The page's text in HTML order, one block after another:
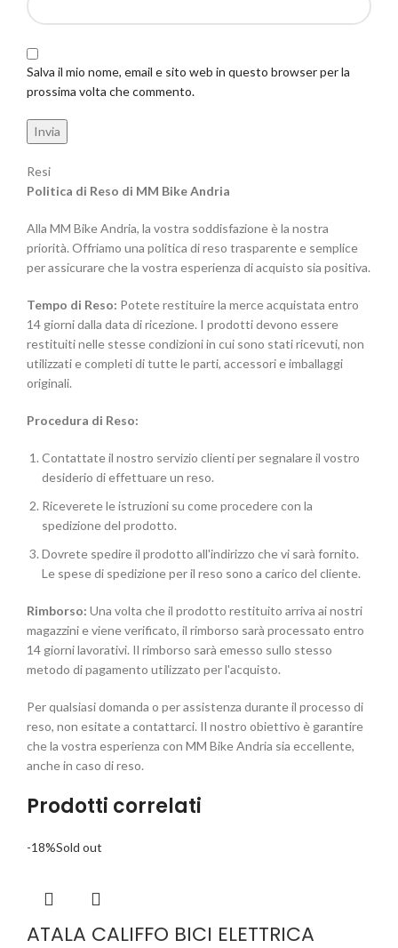
Salva il mio nome, email e sito web in questo browser per la
prossima volta che commento.
Resi
Politica di Reso di MM Bike Andria
Alla MM Bike Andria, la vostra soddisfazione è la nostra
priorità. Offriamo una politica di reso trasparente e semplice
per assicurare che la vostra esperienza di acquisto sia positiva.
Tempo di Reso: Potete restituire la merce acquistata entro
14 giorni dalla data di ricezione. I prodotti devono essere
restituiti nelle stesse condizioni in cui sono stati ricevuti, non
utilizzati e completi di tutte le parti, accessori e imballaggi
originali.
Procedura di Reso:
Contattate il nostro servizio clienti per segnalare il vostro
desiderio di effettuare un reso.
Riceverete le istruzioni su come procedere con la
spedizione del prodotto.
Dovrete spedire il prodotto all'indirizzo che vi sarà fornito.
Le spese di spedizione per il reso sono a carico del cliente.
Rimborso: Una volta che il prodotto restituito arriva ai nostri
magazzini e viene verificato, il rimborso sarà processato entro
14 giorni lavorativi. Il rimborso sarà emesso sullo stesso
metodo di pagamento utilizzato per l'acquisto.
Per qualsiasi domanda o per assistenza durante il processo di
reso, non esitate a contattarci. Il nostro obiettivo è garantire
che la vostra esperienza con MM Bike Andria sia eccellente,
anche in caso di reso.
Prodotti correlati
-18%Sold out
ATALA CALIFFO BICI ELETTRICA